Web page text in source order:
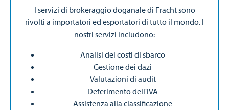
I servizi di brokeraggio doganale di Fracht sono
rivolti a importatori ed esportatori di tutto il mondo. I
nostri servizi includono:
Analisi dei costi di sbarco
Gestione dei dazi
Valutazioni di audit
Deferimento dell'IVA
Assistenza alla classificazione